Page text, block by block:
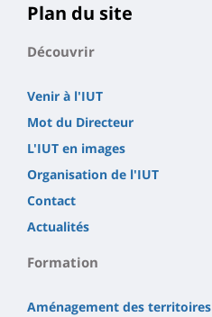
Plan du site
Découvrir
Venir à l'IUT
Mot du Directeur
L'IUT en images
Organisation de l'IUT
Contact
Actualités
Formation
Aménagement des territoires